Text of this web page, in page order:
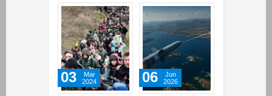
03
Mar
2024
06
Jun
2026